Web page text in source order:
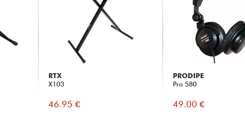
RTX
X103
46.95 €
PRODIPE
Pro 580
49.00 €